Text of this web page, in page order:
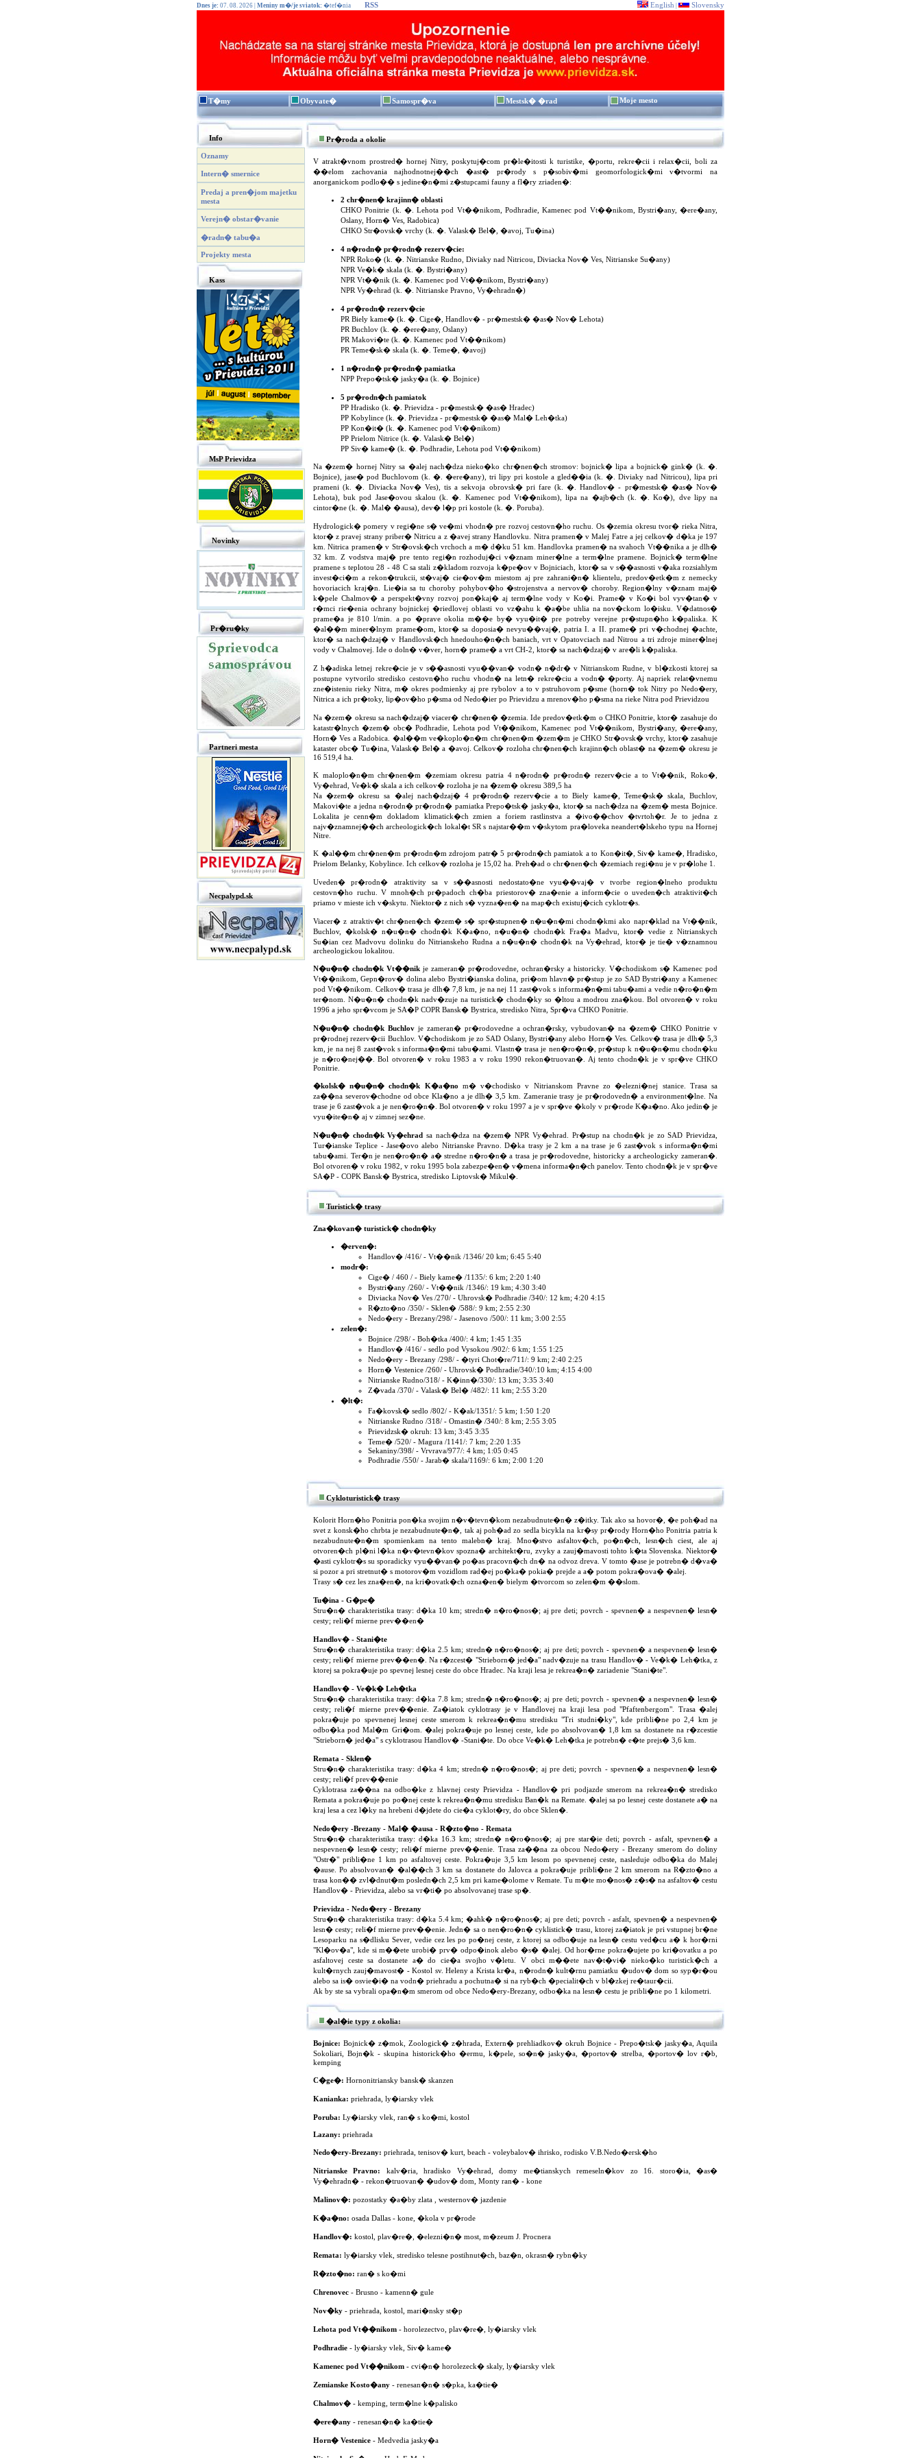
Dnes je: 07. 08. 2026 | Meniny m�/je sviatok: �tef�nia English Slovensky
RSS
T�my Obyvate� Samospr�va Mestsk� �rad Moje mesto
Info
Oznamy
Intern� smernice
Predaj a pren�jom majetku
mesta
Verejn� obstar�vanie
�radn� tabu�a
Projekty mesta
Kass
MsP Prievidza
Novinky
Pr�ru�ky
Partneri mesta
Necpalypd.sk
Pr�roda a okolie
V atrakt�vnom prostred� hornej Nitry, poskytuj�com pr�le�itosti k turistike, �portu, rekre�cii i relax�cii, boli za
��elom zachovania najhodnotnej��ch �ast� pr�rody s p�sobiv�mi geomorfologick�mi v�tvormi na
anorganickom podlo�� s jedine�n�mi z�stupcami fauny a fl�ry zriaden�:
2 chr�nen� krajinn� oblasti
CHKO Ponitrie (k. �. Lehota pod Vt��nikom, Podhradie, Kamenec pod Vt��nikom, Bystri�any, �ere�any,
Oslany, Horn� Ves, Radobica)
CHKO Str�ovsk� vrchy (k. �. Valask� Bel�, �avoj, Tu�ina)
4 n�rodn� pr�rodn� rezerv�cie:
NPR Roko� (k. �. Nitrianske Rudno, Diviaky nad Nitricou, Diviacka Nov� Ves, Nitrianske Su�any)
NPR Ve�k� skala (k. �. Bystri�any)
NPR Vt��nik (k. �. Kamenec pod Vt��nikom, Bystri�any)
NPR Vy�ehrad (k. �. Nitrianske Pravno, Vy�ehradn�)
4 pr�rodn� rezerv�cie
PR Biely kame� (k. �. Cige�, Handlov� - pr�mestsk� �as� Nov� Lehota)
PR Buchlov (k. �. �ere�any, Oslany)
PR Makovi�te (k. �. Kamenec pod Vt��nikom)
PR Teme�sk� skala (k. �. Teme�, �avoj)
1 n�rodn� pr�rodn� pamiatka
NPP Prepo�tsk� jasky�a (k. �. Bojnice)
5 pr�rodn�ch pamiatok
PP Hradisko (k. �. Prievidza - pr�mestsk� �as� Hradec)
PP Kobylince (k. �. Prievidza - pr�mestsk� �as� Mal� Leh�tka)
PP Kon�it� (k. �. Kamenec pod Vt��nikom)
PP Prielom Nitrice (k. �. Valask� Bel�)
PP Siv� kame� (k. �. Podhradie, Lehota pod Vt��nikom)
Na �zem� hornej Nitry sa �alej nach�dza nieko�ko chr�nen�ch stromov: bojnick� lipa a bojnick� gink� (k. �.
Bojnice), jase� pod Buchlovom (k. �. �ere�any), tri lipy pri kostole a gled��ia (k. �. Diviaky nad Nitricou), lipa pri
prameni (k. �. Diviacka Nov� Ves), tis a sekvoja obrovsk� pri fare (k. �. Handlov� - pr�mestsk� �as� Nov�
Lehota), buk pod Jase�ovou skalou (k. �. Kamenec pod Vt��nikom), lipa na �ajb�ch (k. �. Ko�), dve lipy na
cintor�ne (k. �. Mal� �ausa), dev� l�p pri kostole (k. �. Poruba).
Hydrologick� pomery v regi�ne s� ve�mi vhodn� pre rozvoj cestovn�ho ruchu. Os �zemia okresu tvor� rieka Nitra,
ktor� z pravej strany priber� Nitricu a z �avej strany Handlovku. Nitra pramen� v Malej Fatre a jej celkov� d�ka je 197
km. Nitrica pramen� v Str�ovsk�ch vrchoch a m� d�ku 51 km. Handlovka pramen� na svahoch Vt��nika a je dlh�
32 km. Z vodstva maj� pre tento regi�n rozhoduj�ci v�znam miner�lne a term�lne pramene. Bojnick� term�lne
pramene s teplotou 28 - 48 C sa stali z�kladom rozvoja k�pe�ov v Bojniciach, ktor� sa v s��asnosti v�aka rozsiahlym
invest�ci�m a rekon�trukcii, st�vaj� cie�ov�m miestom aj pre zahrani�n� klientelu, predov�etk�m z nemecky
hovoriacich kraj�n. Lie�ia sa tu choroby pohybov�ho �strojenstva a nervov� choroby. Region�lny v�znam maj�
k�pele Chalmov� a perspekt�vny rozvoj pon�kaj� aj term�lne vody v Ko�i. Prame� v Ko�i bol vyv�tan� v
r�mci rie�enia ochrany bojnickej �riedlovej oblasti vo vz�ahu k �a�be uhlia na nov�ckom lo�isku. V�datnos�
prame�a je 810 l/min. a po �prave okolia m��e by� vyu�it� pre potreby verejne pr�stupn�ho k�paliska. K
�al��m miner�lnym prame�om, ktor� sa doposia� nevyu��vaj�, patria I. a II. prame� pri v�chodnej �achte,
ktor� sa nach�dzaj� v Handlovsk�ch hnedouho�n�ch baniach, vrt v Opatovciach nad Nitrou a tri zdroje miner�lnej
vody v Chalmovej. Ide o doln� v�ver, horn� prame� a vrt CH-2, ktor� sa nach�dzaj� v are�li k�paliska.
Z h�adiska letnej rekre�cie je v s��asnosti vyu��van� vodn� n�dr� v Nitrianskom Rudne, v bl�zkosti ktorej sa
postupne vytvorilo stredisko cestovn�ho ruchu vhodn� na letn� rekre�ciu a vodn� �porty. Aj napriek relat�vnemu
zne�isteniu rieky Nitra, m� okres podmienky aj pre rybolov a to v pstruhovom p�sme (horn� tok Nitry po Nedo�ery,
Nitrica a ich pr�toky, lip�ov�ho p�sma od Nedo�ier po Prievidzu a mrenov�ho p�sma na rieke Nitra pod Prievidzou
Na �zem� okresu sa nach�dzaj� viacer� chr�nen� �zemia. Ide predov�etk�m o CHKO Ponitrie, ktor� zasahuje do
katastr�lnych �zem� obc� Podhradie, Lehota pod Vt��nikom, Kamenec pod Vt��nikom, Bystri�any, �ere�any,
Horn� Ves a Radobica. �al��m ve�koplo�n�m chr�nen�m �zem�m je CHKO Str�ovsk� vrchy, ktor� zasahuje
kataster obc� Tu�ina, Valask� Bel� a �avoj. Celkov� rozloha chr�nen�ch krajinn�ch oblast� na �zem� okresu je
16 519,4 ha.
K maloplo�n�m chr�nen�m �zemiam okresu patria 4 n�rodn� pr�rodn� rezerv�cie a to Vt��nik, Roko�,
Vy�ehrad, Ve�k� skala a ich celkov� rozloha je na �zem� okresu 389,5 ha
Na �zem� okresu sa �alej nach�dzaj� 4 pr�rodn� rezerv�cie a to Biely kame�, Teme�sk� skala, Buchlov,
Makovi�te a jedna n�rodn� pr�rodn� pamiatka Prepo�tsk� jasky�a, ktor� sa nach�dza na �zem� mesta Bojnice.
Lokalita je cenn�m dokladom klimatick�ch zmien a foriem rastlinstva a �ivo��chov �tvrtoh�r. Je to jedna z
najv�znamnej��ch archeologick�ch lokal�t SR s najstar��m v�skytom pra�loveka neandert�lskeho typu na Hornej
Nitre.
K �al��m chr�nen�m pr�rodn�m zdrojom patr� 5 pr�rodn�ch pamiatok a to Kon�it�, Siv� kame�, Hradisko,
Prielom Belanky, Kobylince. Ich celkov� rozloha je 15,02 ha. Preh�ad o chr�nen�ch �zemiach regi�nu je v pr�lohe 1.
Uveden� pr�rodn� atraktivity sa v s��asnosti nedostato�ne vyu��vaj� v tvorbe region�lneho produktu
cestovn�ho ruchu. V mnoh�ch pr�padoch ch�ba priestorov� zna�enie a inform�cie o uveden�ch atraktivit�ch
priamo v mieste ich v�skytu. Niektor� z nich s� vyzna�en� na map�ch existuj�cich cyklotr�s.
Viacer� z atraktiv�t chr�nen�ch �zem� s� spr�stupnen� n�u�n�mi chodn�kmi ako napr�klad na Vt��nik,
Buchlov, �kolsk� n�u�n� chodn�k K�a�no, n�u�n� chodn�k Fra�a Madvu, ktor� vedie z Nitrianskych
Su�ian cez Madvovu dolinku do Nitrianskeho Rudna a n�u�n� chodn�k na Vy�ehrad, ktor� je tie� v�znamnou
archeologickou lokalitou.
N�u�n� chodn�k Vt��nik je zameran� pr�rodovedne, ochran�rsky a historicky. V�chodiskom s� Kamenec pod
Vt��nikom, Gepn�rov� dolina alebo Bystri�ianska dolina, pri�om hlavn� pr�stup je zo SAD Bystri�any a Kamenec
pod Vt��nikom. Celkov� trasa je dlh� 7,8 km, je na nej 11 zast�vok s informa�n�mi tabu�ami a vedie n�ro�n�m
ter�nom. N�u�n� chodn�k nadv�zuje na turistick� chodn�ky so �ltou a modrou zna�kou. Bol otvoren� v roku
1996 a jeho spr�vcom je SA�P COPR Bansk� Bystrica, stredisko Nitra, Spr�va CHKO Ponitrie.
N�u�n� chodn�k Buchlovje zameran� pr�rodovedne a ochran�rsky, vybudovan� na �zem� CHKO Ponitrie v
pr�rodnej rezerv�cii Buchlov. V�chodiskom je zo SAD Oslany, Bystri�any alebo Horn� Ves. Celkov� trasa je dlh� 5,3
km, je na nej 8 zast�vok s informa�n�mi tabu�ami. Vlastn� trasa je nen�ro�n�, pr�stup k n�u�n�mu chodn�ku
je n�ro�nej��. Bol otvoren� v roku 1983 a v roku 1990 rekon�truovan�. Aj tento chodn�k je v spr�ve CHKO
Ponitrie.
�kolsk� n�u�n� chodn�k K�a�no m� v�chodisko v Nitrianskom Pravne zo �elezni�nej stanice. Trasa sa
za��na severov�chodne od obce Kla�no a je dlh� 3,5 km. Zameranie trasy je pr�rodovedn� a environment�lne. Na
trase je 6 zast�vok a je nen�ro�n�. Bol otvoren� v roku 1997 a je v spr�ve �koly v pr�rode K�a�no. Ako jedin� je
vyu�ite�n� aj v zimnej sez�ne.
N�u�n� chodn�k Vy�ehrad sa nach�dza na �zem� NPR Vy�ehrad. Pr�stup na chodn�k je zo SAD Prievidza,
Tur�ianske Teplice - Jase�ovo alebo Nitrianske Pravno. D�ka trasy je 2 km a na trase je 6 zast�vok s informa�n�mi
tabu�ami. Ter�n je nen�ro�n� a� stredne n�ro�n� a trasa je pr�rodovedne, historicky a archeologicky zameran�.
Bol otvoren� v roku 1982, v roku 1995 bola zabezpe�en� v�mena informa�n�ch panelov. Tento chodn�k je v spr�ve
SA�P - COPK Bansk� Bystrica, stredisko Liptovsk� Mikul�.
Turistick� trasy
Zna�kovan� turistick� chodn�ky
�erven�:
Handlov� /416/ - Vt��nik /1346/ 20 km; 6:45 5:40
modr�:
Cige� / 460 / - Biely kame� /1135/: 6 km; 2:20 1:40
Bystri�any /260/ - Vt��nik /1346/: 19 km; 4:30 3:40
Diviacka Nov� Ves /270/ - Uhrovsk� Podhradie /340/: 12 km; 4:20 4:15
R�zto�no /350/ - Sklen� /588/: 9 km; 2:55 2:30
Nedo�ery - Brezany/298/ - Jasenovo /500/: 11 km; 3:00 2:55
zelen�:
Bojnice /298/ - Boh�tka /400/: 4 km; 1:45 1:35
Handlov� /416/ - sedlo pod Vysokou /902/: 6 km; 1:55 1:25
Nedo�ery - Brezany /298/ - �tyri Chot�re/711/: 9 km; 2:40 2:25
Horn� Vestenice /260/ - Uhrovsk� Podhradie/340/:10 km; 4:15 4:00
Nitrianske Rudno/318/ - K�inn�/330/: 13 km; 3:35 3:40
Z�vada /370/ - Valask� Bel� /482/: 11 km; 2:55 3:20
�lt�:
Fa�kovsk� sedlo /802/ - K�ak/1351/: 5 km; 1:50 1:20
Nitrianske Rudno /318/ - Omastin� /340/: 8 km; 2:55 3:05
Prievidzsk� okruh: 13 km; 3:45 3:35
Teme� /520/ - Magura /1141/: 7 km; 2:20 1:35
Sekaniny/398/ - Vrvrava/977/: 4 km; 1:05 0:45
Podhradie /550/ - Jarab� skala/1169/: 6 km; 2:00 1:20
Cykloturistick� trasy
Kolorit Horn�ho Ponitria pon�ka svojim n�v�tevn�kom nezabudnute�n� z�itky. Tak ako sa hovor�, �e poh�ad na
svet z konsk�ho chrbta je nezabudnute�n�, tak aj poh�ad zo sedla bicykla na kr�sy pr�rody Horn�ho Ponitria patria k
nezabudnute�n�m spomienkam na tento malebn� kraj. Mno�stvo asfaltov�ch, po�n�ch, lesn�ch ciest, ale aj
otvoren�ch pl�ni l�ka n�v�tevn�kov spozna� architekt�ru, zvyky a zauj�mavosti tohto k�ta Slovenska. Niektor�
�asti cyklotr�s su sporadicky vyu��van� po�as pracovn�ch dn� na odvoz dreva. V tomto �ase je potrebn� d�va�
si pozor a pri stretnut� s motorov�m vozidlom rad�ej po�ka� pokia� prejde a a� potom pokra�ova� �alej.
Trasy s� cez les zna�en�, na kri�ovatk�ch ozna�en� bielym �tvorcom so zelen�m ��slom.
Tu�ina - G�pe�
Stru�n� charakteristika trasy: d�ka 10 km; stredn� n�ro�nos�; aj pre deti; povrch - spevnen� a nespevnen� lesn�
cesty; reli�f mierne prev��en�
Handlov� - Stani�te
Stru�n� charakteristika trasy: d�ka 2.5 km; stredn� n�ro�nos�; aj pre deti; povrch - spevnen� a nespevnen� lesn�
cesty; reli�f mierne prev��en�. Na r�zcest� "Strieborn� jed�a" nadv�zuje na trasu Handlov� - Ve�k� Leh�tka, z
ktorej sa pokra�uje po spevnej lesnej ceste do obce Hradec. Na kraji lesa je rekrea�n� zariadenie "Stani�te".
Handlov� - Ve�k� Leh�tka
Stru�n� charakteristika trasy: d�ka 7.8 km; stredn� n�ro�nos�; aj pre deti; povrch - spevnen� a nespevnen� lesn�
cesty; reli�f mierne prev��enie. Za�iatok cyklotrasy je v Handlovej na kraji lesa pod "Pfaftenbergom". Trasa �alej
pokra�uje po spevnenej lesnej ceste smerom k rekrea�n�mu stredisku "Tri studni�ky", kde pribli�ne po 2,4 km je
odbo�ka pod Mal�m Gri�om. �alej pokra�uje po lesnej ceste, kde po absolvovan� 1,8 km sa dostanete na r�zcestie
"Strieborn� jed�a" s cyklotrasou Handlov� -Stani�te. Do obce Ve�k� Leh�tka je potrebn� e�te prejs� 3,6 km.
Remata - Sklen�
Stru�n� charakteristika trasy: d�ka 4 km; stredn� n�ro�nos�; aj pre deti; povrch - spevnen� a nespevnen� lesn�
cesty; reli�f prev��enie
Cyklotrasa za��na na odbo�ke z hlavnej cesty Prievidza - Handlov� pri podjazde smerom na rekrea�n� stredisko
Remata a pokra�uje po po�nej ceste k rekrea�n�mu stredisku Ban�k na Remate. �alej sa po lesnej ceste dostanete a� na
kraj lesa a cez l�ky na hrebeni d�jdete do cie�a cyklot�ry, do obce Sklen�.
Nedo�ery -Brezany - Mal� �ausa - R�zto�no - Remata
Stru�n� charakteristika trasy: d�ka 16.3 km; stredn� n�ro�nos�; aj pre star�ie deti; povrch - asfalt, spevnen� a
nespevnen� lesn� cesty; reli�f mierne prev��enie. Trasa za��na za obcou Nedo�ery - Brezany smerom do doliny
"Ostr�" pribli�ne 1 km po asfaltovej ceste. Pokra�uje 3,5 km lesom po spevnenej ceste, nasleduje odbo�ka do Malej
�ause. Po absolvovan� �al��ch 3 km sa dostanete do Jalovca a pokra�uje pribli�ne 2 km smerom na R�zto�no a
trasa kon�� zvl�dnut�m posledn�ch 2,5 km pri kame�olome v Remate. Tu m�te mo�nos� z�s� na asfaltov� cestu
Handlov� - Prievidza, alebo sa vr�ti� po absolvovanej trase sp�.
Prievidza - Nedo�ery - Brezany
Stru�n� charakteristika trasy: d�ka 5.4 km; �ahk� n�ro�nos�; aj pre deti; povrch - asfalt, spevnen� a nespevnen�
lesn� cesty; reli�f mierne prev��enie. Jedn� sa o nen�ro�n� cyklistick� trasu, ktorej za�iatok je pri vstupnej br�ne
Lesoparku na s�dlisku Sever, vedie cez les po po�nej ceste, z ktorej sa odbo�uje na lesn� cestu ved�cu a� k hor�rni
"Kl�ov�a", kde si m��ete urobi� prv� odpo�inok alebo �s� �alej. Od hor�rne pokra�ujete po kri�ovatku a po
asfaltovej ceste sa dostanete a� do cie�a svojho v�letu. V obci m��ete nav�t�vi� nieko�ko turistick�ch a
kult�rnych zauj�mavost� - Kostol sv. Heleny a Krista kr�a, n�rodn� kult�rnu pamiatku �udov� dom so syp�r�ou
alebo sa is� osvie�i� na vodn� priehradu a pochutna� si na ryb�ch �pecialit�ch v bl�zkej re�taur�cii.
Ak by ste sa vybrali opa�n�m smerom od obce Nedo�ery-Brezany, odbo�ka na lesn� cestu je pribli�ne po 1 kilometri.
�al�ie typy z okolia:
Bojnice: Bojnick� z�mok, Zoologick� z�hrada, Extern� prehliadkov� okruh Bojnice - Prepo�tsk� jasky�a, Aquila
Sokoliari, Bojn�k - skupina historick�ho �ermu, k�pele, so�n� jasky�a, �portov� strelba, �portov� lov r�b,
kemping
C�ge�: Hornonitriansky bansk� skanzen
Kanianka: priehrada, ly�iarsky vlek
Poruba: Ly�iarsky vlek, ran� s ko�mi, kostol
Lazany: priehrada
Nedo�ery-Brezany: priehrada, tenisov� kurt, beach - voleybalov� ihrisko, rodisko V.B.Nedo�ersk�ho
Nitrianske Pravno:
kalv�ria, hradisko Vy�ehrad, domy me�tianskych remeseln�kov zo 16. storo�ia, �as�
Vy�ehradn� - rekon�truovan� �udov� dom, Monty ran� - kone
Malinov�: pozostatky �a�by zlata , westernov� jazdenie
K�a�no: osada Dallas - kone, �kola v pr�rode
Handlov�: kostol, plav�re�, �elezni�n� most, m�zeum J. Procnera
Remata: ly�iarsky vlek, stredisko telesne postihnut�ch, baz�n, okrasn� rybn�ky
R�zto�no: ran� s ko�mi
Chrenovec - Brusno - kamenn� gule
Nov�ky - priehrada, kostol, mari�nsky st�p
Lehota pod Vt��nikom - horolezectvo, plav�re�, ly�iarsky vlek
Podhradie - ly�iarsky vlek, Siv� kame�
Kamenec pod Vt��nikom - cvi�n� horolezeck� skaly, ly�iarsky vlek
Zemianske Kosto�any - renesan�n� s�pka, ka�tie�
Chalmov� - kemping, term�lne k�palisko
�ere�any - renesan�n� ka�tie�
Horn� Vestenice - Medvedia jasky�a